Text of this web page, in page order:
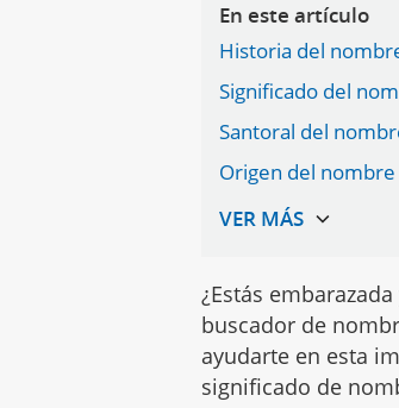
En este artículo
Historia del
Significado del
Santoral del
Origen del
¿Estás
buscador de
ayudarte en esta
significado de